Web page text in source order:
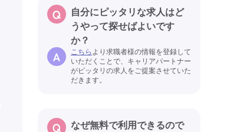
自分にピッタリな求人はど
うやって探せばよいです
か？
こちらより求職者様の情報を登録して
いただくことで、キャリアパートナー
がピッタリの求人をご提案させていた
だきます。
なぜ無料で利用できるので